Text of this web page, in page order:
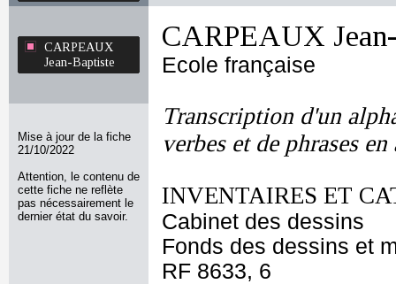
CARPEAUX
Jean-Baptiste
Mise à jour de la fiche
21/10/2022
Attention, le contenu de
cette fiche ne reflète
pas nécessairement le
dernier état du savoir.
CARPEAUX
Ecole française
Transcription d'un
verbes et de phrases
INVENTAIRES ET
Cabinet des dessins
Fonds des dessins et
RF 8633, 6